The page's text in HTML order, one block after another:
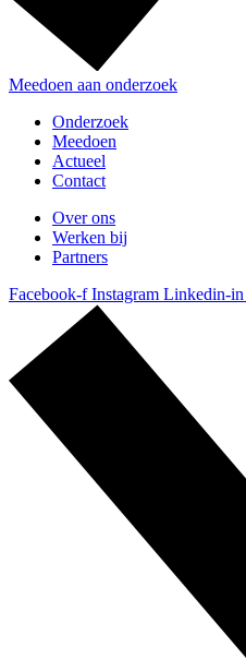
Meedoen aan onderzoek
Onderzoek
Meedoen
Actueel
Contact
Over ons
Werken bij
Partners
Facebook-f Instagram Linkedin-in